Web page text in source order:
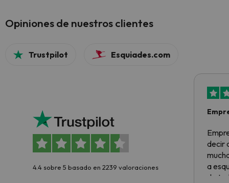
Opiniones de nuestros clientes
Trustpilot Esquiades.com
4.4 sobre 5 basado en 2239 valoraciones
decir
a
de